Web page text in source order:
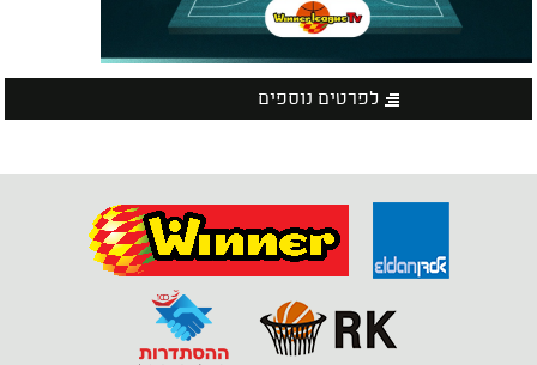
לפרטים נוספים